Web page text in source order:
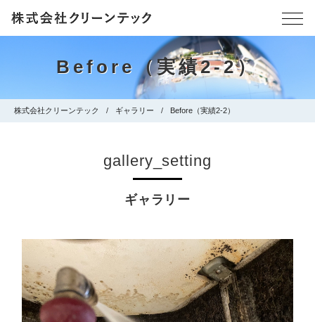
Before（実績2-2）
株式会社クリーンテック ギャラリー Before（実績2-2）
ギャラリー
gallery_setting